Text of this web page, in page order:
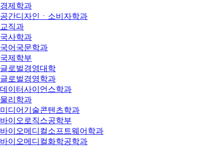
경제학과
공간디자인ㆍ소비자학과
교직과
국사학과
국어국문학과
국제학부
글로벌경영대학
글로벌경영학과
데이터사이언스학과
물리학과
미디어기술콘텐츠학과
바이오로직스공학부
바이오메디컬소프트웨어학과
바이오메디컬화학공학과